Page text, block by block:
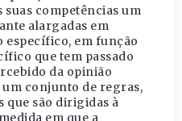
suas competências um
alargadas em
específico, em função
que tem passado
da opinião
conjunto de regras,
que são dirigidas à
em que a